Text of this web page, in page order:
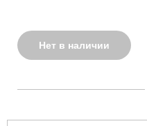
Нет в наличии